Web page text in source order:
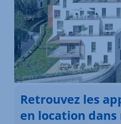
Retrouvez les
en location